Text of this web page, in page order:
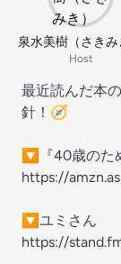
泉水美樹（さきみ
Host
最近読んだ本
針！🧭
🔽『40歳のた
https://
🔽ユミさん
https://